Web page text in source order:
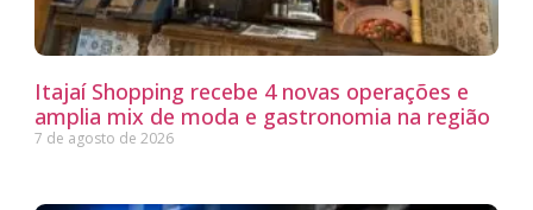
Itajaí Shopping recebe 4 novas operações e
amplia mix de moda e gastronomia na região
7 de agosto de 2026